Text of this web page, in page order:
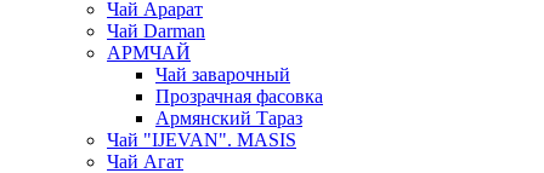
Чай Арарат
Чай Darman
АРМЧАЙ
Чай заварочный
Прозрачная фасовка
Армянский Тараз
Чай "IJEVAN". MASIS
Чай Агат